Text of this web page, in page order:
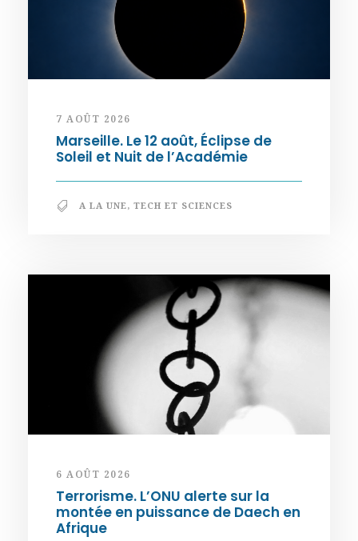
7 AOÛT 2026
Marseille. Le 12 août, Éclipse de
Soleil et Nuit de l’Académie
A LA UNE, TECH ET SCIENCES
6 AOÛT 2026
Terrorisme. L’ONU alerte sur la
montée en puissance de Daech en
Afrique